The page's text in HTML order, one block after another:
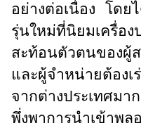
อย่างต่อเนื่อง โดย
รุ่นใหม่ที่นิยมเครื่อ
สะท้อนตัวตนของ
และผู้จำหน่ายต้อง
จากต่างประเทศ
พึ่งพาการนำเข้าพล